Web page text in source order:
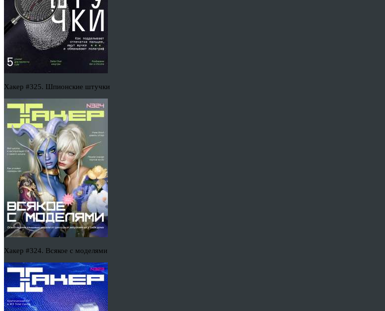
Хакер #325. Шпионские штучки
Хакер #324. Всякое с моделями